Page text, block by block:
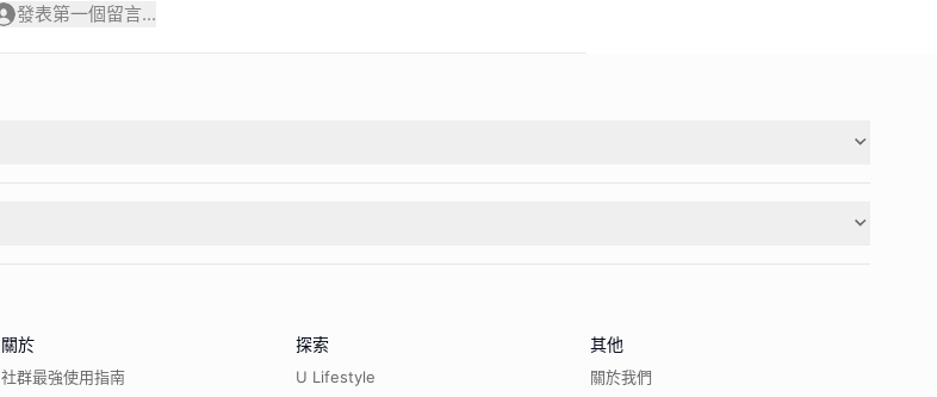
發表第一個留言...
關於
社群最強使用指南
探索
U Lifestyle
其他
關於我們